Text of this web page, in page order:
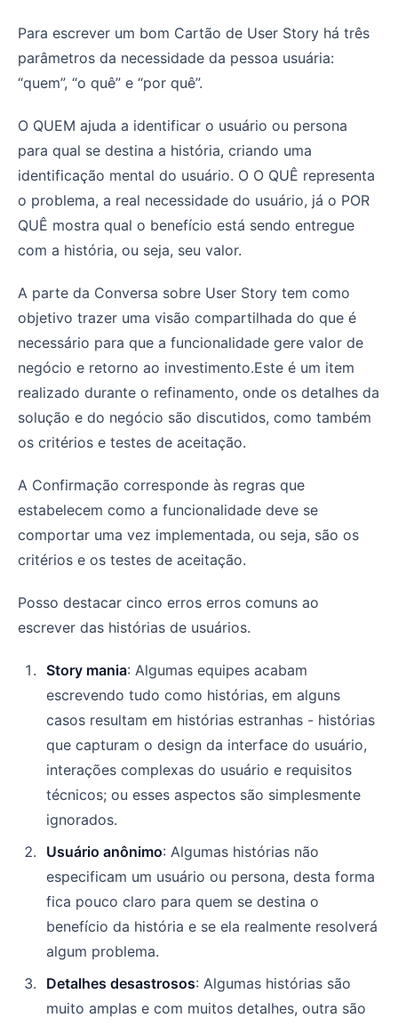
Para escrever um bom Cartão de User Story há três
parâmetros da necessidade da pessoa usuária:
“quem”, “o quê” e “por quê”.
O QUEM ajuda a identificar o usuário ou persona
para qual se destina a história, criando uma
identificação mental do usuário. O O QUÊ representa
o problema, a real necessidade do usuário, já o POR
QUÊ mostra qual o benefício está sendo entregue
com a história, ou seja, seu valor.
A parte da Conversa sobre User Story tem como
objetivo trazer uma visão compartilhada do que é
necessário para que a funcionalidade gere valor de
negócio e retorno ao investimento.Este é um item
realizado durante o refinamento, onde os detalhes da
solução e do negócio são discutidos, como também
os critérios e testes de aceitação.
A Confirmação corresponde às regras que
estabelecem como a funcionalidade deve se
comportar uma vez implementada, ou seja, são os
critérios e os testes de aceitação.
Posso destacar cinco erros erros comuns ao
escrever das histórias de usuários.
Story mania: Algumas equipes acabam
escrevendo tudo como histórias, em alguns
casos resultam em histórias estranhas - histórias
que capturam o design da interface do usuário,
interações complexas do usuário e requisitos
técnicos; ou esses aspectos são simplesmente
ignorados.
Usuário anônimo: Algumas histórias não
especificam um usuário ou persona, desta forma
fica pouco claro para quem se destina o
benefício da história e se ela realmente resolverá
algum problema.
Detalhes desastrosos: Algumas histórias são
muito amplas e com muitos detalhes, outra são